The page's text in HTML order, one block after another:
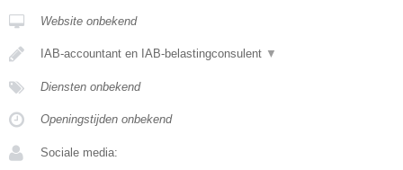
Website onbekend
IAB-accountant en IAB-belastingconsulent ▼
Diensten onbekend
Openingstijden onbekend
Sociale media: